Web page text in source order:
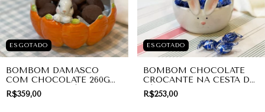
ESGOTADO
BOMBOM DAMASCO
COM CHOCOLATE 260G
NA CESTA DE PÁSCOA
MEDIA FIFI COELHO
R$359,00
ESGOTADO
BOMBOM CHOCOLATE
CROCANTE NA CESTA DE
PÁSCOA PEQUENA
COELHO ROSA |
R$253,00